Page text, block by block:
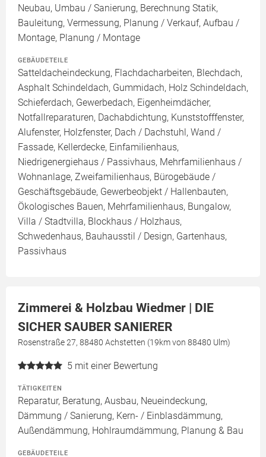
Neubau, Umbau / Sanierung, Berechnung Statik,
Bauleitung, Vermessung, Planung / Verkauf, Aufbau /
Montage, Planung / Montage
GEBÄUDETEILE
Satteldacheindeckung, Flachdacharbeiten, Blechdach,
Asphalt Schindeldach, Gummidach, Holz Schindeldach,
Schieferdach, Gewerbedach, Eigenheimdächer,
Notfallreparaturen, Dachabdichtung, Kunststofffenster,
Alufenster, Holzfenster, Dach / Dachstuhl, Wand /
Fassade, Kellerdecke, Einfamilienhaus,
Niedrigenergiehaus / Passivhaus, Mehrfamilienhaus /
Wohnanlage, Zweifamilienhaus, Bürogebäude /
Geschäftsgebäude, Gewerbeobjekt / Hallenbauten,
Ökologisches Bauen, Mehrfamilienhaus, Bungalow,
Villa / Stadtvilla, Blockhaus / Holzhaus,
Schwedenhaus, Bauhausstil / Design, Gartenhaus,
Passivhaus
Zimmerei & Holzbau Wiedmer | DIE
SICHER SAUBER SANIERER
Rosenstraße 27, 88480 Achstetten (19km von 88480 Ulm)
5 mit einer Bewertung
TÄTIGKEITEN
Reparatur, Beratung, Ausbau, Neueindeckung,
Dämmung / Sanierung, Kern- / Einblasdämmung,
Außendämmung, Hohlraumdämmung, Planung & Bau
GEBÄUDETEILE